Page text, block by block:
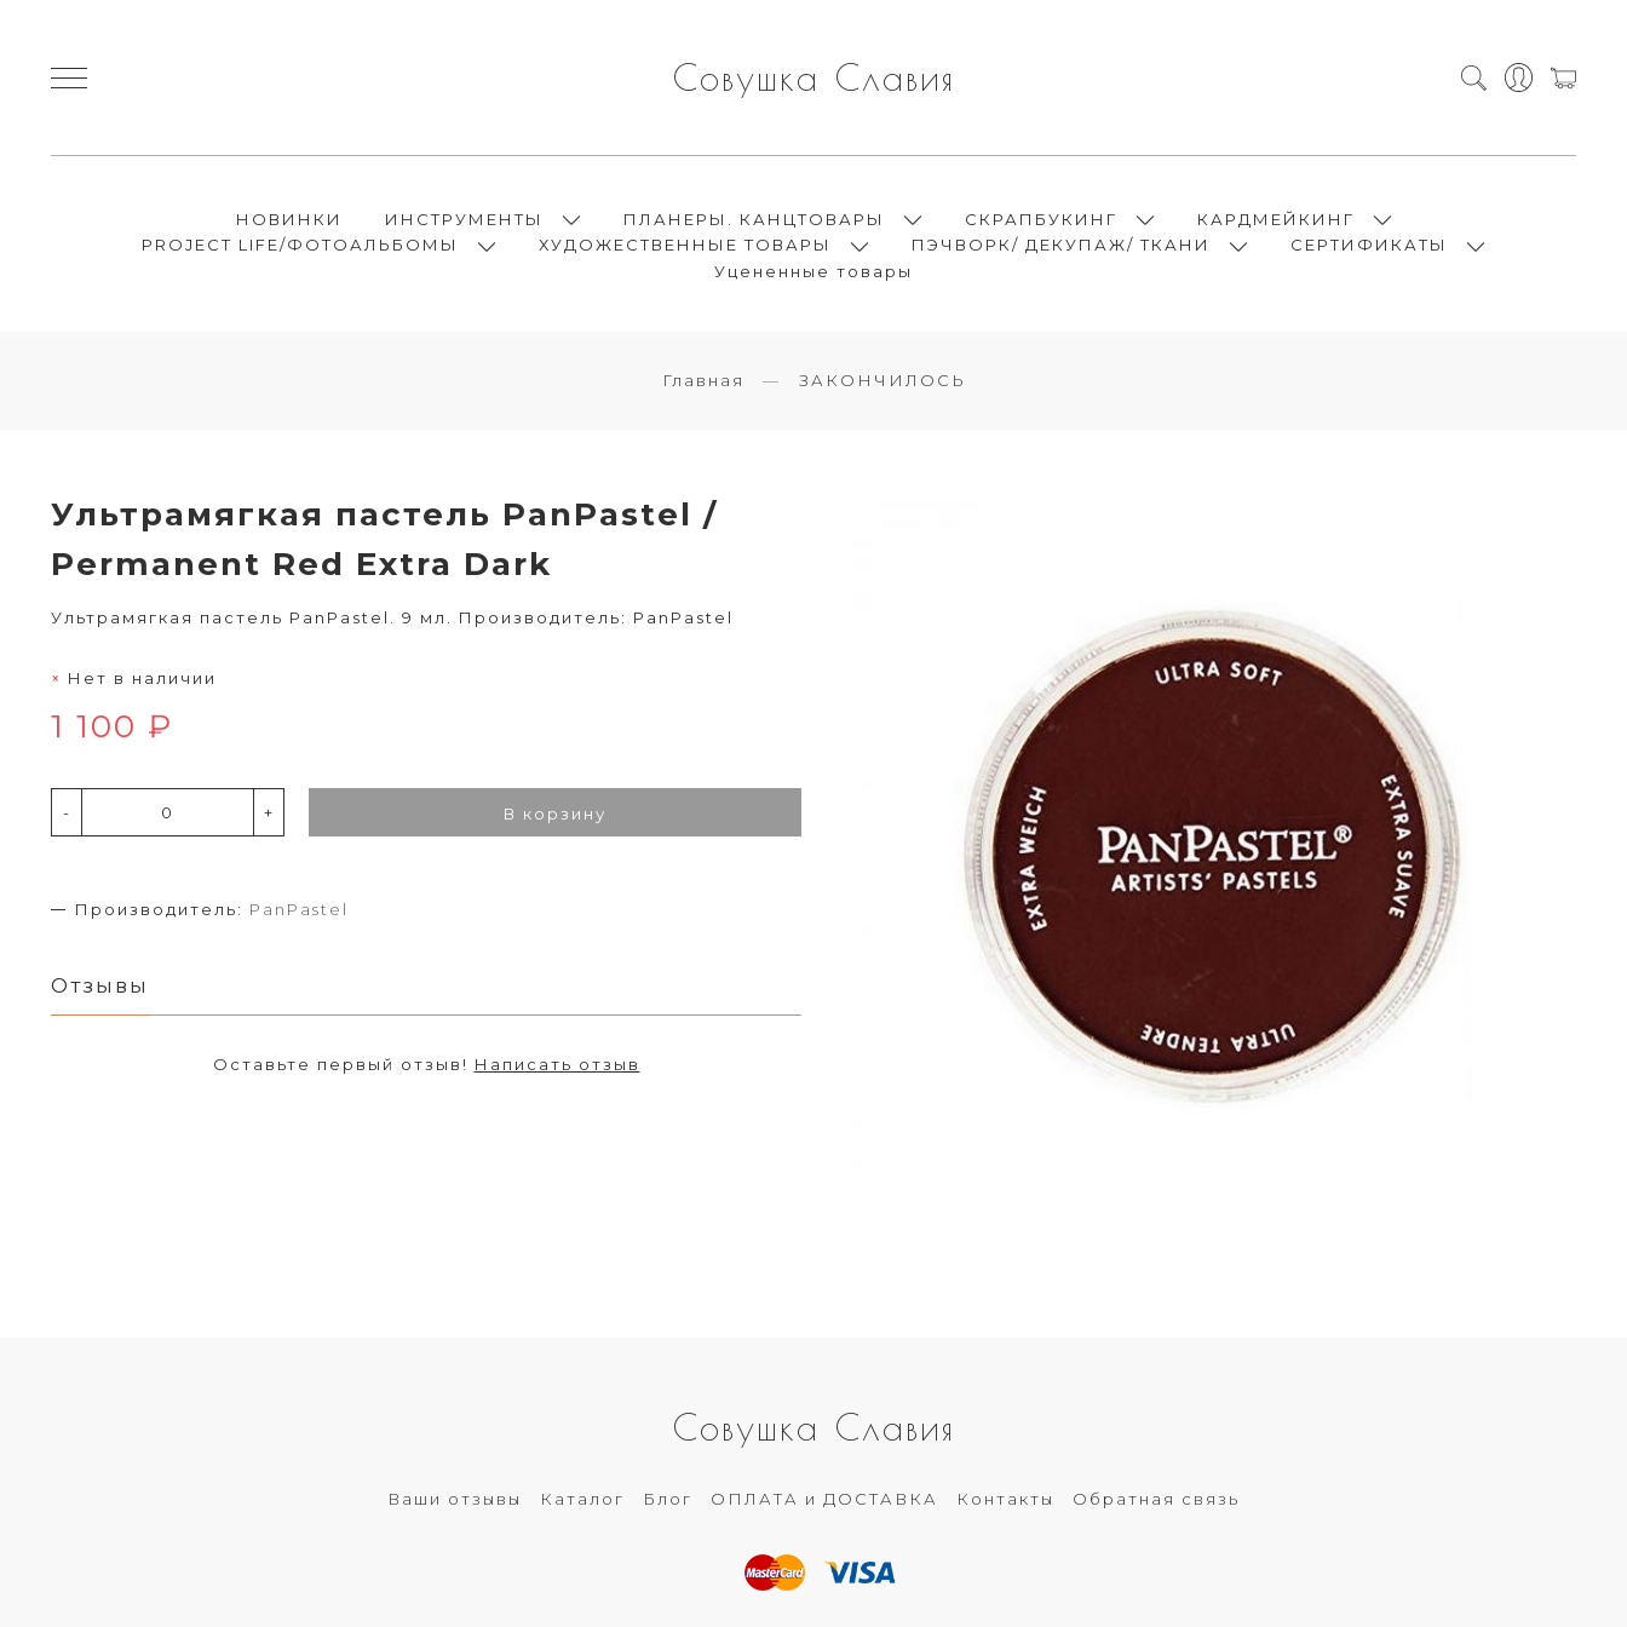
Совушка Славия
НОВИНКИ ИНСТРУМЕНТЫ ПЛАНЕРЫ. КАНЦТОВАРЫ СКРАПБУКИНГ
КАРДМЕЙКИНГ
PROJECT LIFE/ФОТОАЛЬБОМЫ
ХУДОЖЕСТВЕННЫЕ ТОВАРЫ ПЭЧВОРК/ ДЕКУПАЖ/ ТКАНИ
СЕРТИФИКАТЫ
Уцененные товары
Главная ЗАКОНЧИЛОСЬ
Ультрамягкая пастель PanPastel /
Permanent Red Extra Dark
Ультрамягкая пастель PanPastel. 9 мл. Производитель: PanPastel
Нет в наличии
1 100 ₽
- + В корзину
Производитель: PanPastel
Отзывы
Оставьте первый отзыв! Написать отзыв
Совушка Славия
Ваши отзывы Каталог Блог ОПЛАТА и ДОСТАВКА Контакты Обратная связь